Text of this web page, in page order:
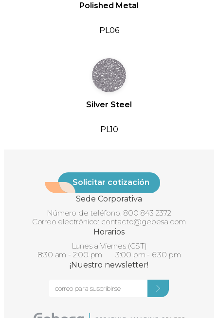
Polished Metal
PL06
Silver Steel
PL10
Solicitar cotización
Sede Corporativa
Número de teléfono: 800 843 2372
Correo electrónico: contacto@gebesa.com
Horarios
Lunes a Viernes (CST)
8:30 am - 2:00 pm 3:00 pm - 6:30 pm
¡Nuestro newsletter!